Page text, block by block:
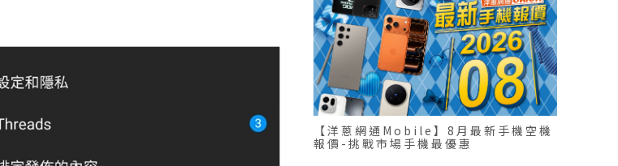
【洋蔥網通Mobile】8月最新手機空機
報價-挑戰市場手機最優惠